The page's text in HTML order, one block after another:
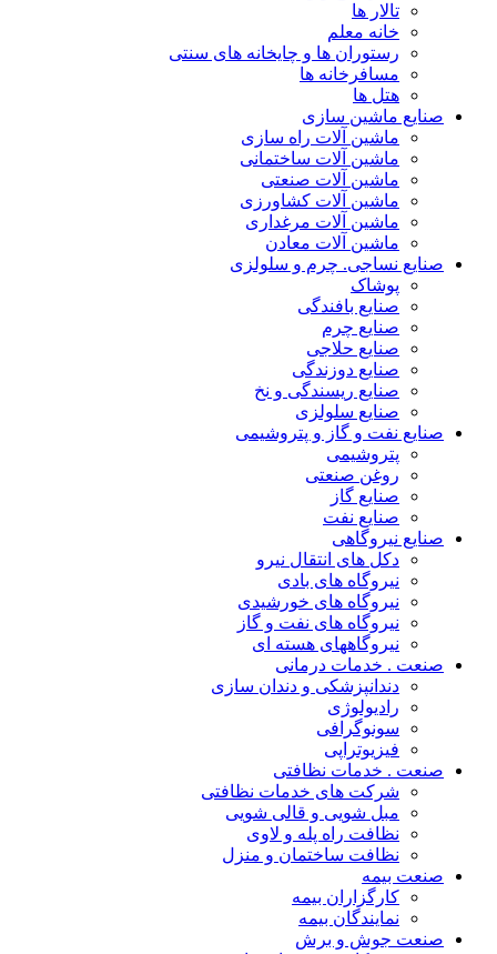
تالار ها
خانه معلم
رستوران ها و چایخانه های سنتی
مسافرخانه ها
هتل ها
صنایع ماشین سازی
ماشین آلات راه سازی
ماشین آلات ساختمانی
ماشین آلات صنعتی
ماشین آلات کشاورزی
ماشین آلات مرغداری
ماشین آلات معادن
صنایع نساجی. چرم و سلولزی
پوشاک
صنایع بافندگی
صنایع چرم
صنایع حلاجی
صنایع دوزندگی
صنایع ریسندگی و نخ
صنایع سلولزی
صنایع نفت و گاز و پتروشیمی
پتروشیمی
روغن صنعتی
صنایع گاز
صنایع نفت
صنایع نیروگاهی
دکل های انتقال نیرو
نیروگاه های بادی
نیروگاه های خورشیدی
نیروگاه های نفت و گاز
نیروگاههای هسته ای
صنعت . خدمات درمانی
دندانپزشکی و دندان سازی
رادیولوژی
سونوگرافی
فیزیوتراپی
صنعت . خدمات نظافتی
شرکت های خدمات نظافتی
مبل شویی و قالی شویی
نظافت راه پله و لاوی
نظافت ساختمان و منزل
صنعت بیمه
کارگزاران بیمه
نمایندگان بیمه
صنعت جوش و برش